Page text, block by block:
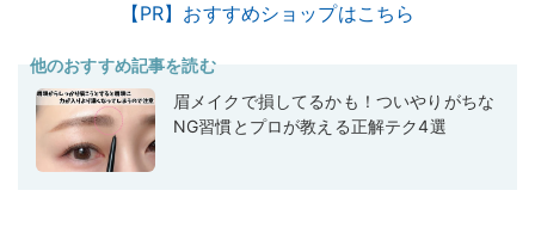
【PR】おすすめショップはこちら
他のおすすめ記事を読む
眉メイクで損してるかも！ついやりがちな
NG習慣とプロが教える正解テク4選